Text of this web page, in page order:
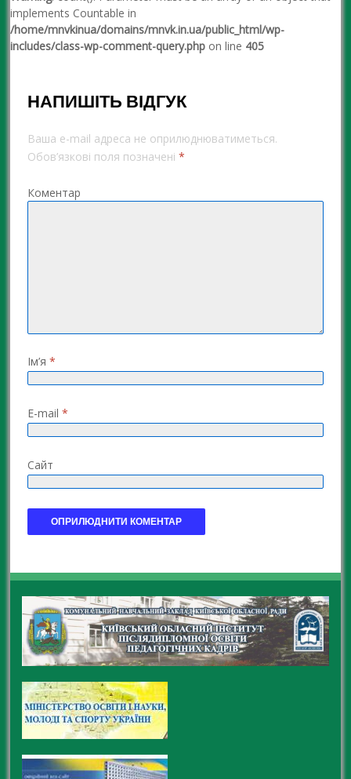
implements Countable in
/home/mnvkinua/domains/mnvk.in.ua/public_html/wp-
includes/class-wp-comment-query.php on line 405
НАПИШІТЬ ВІДГУК
Ваша e-mail адреса не оприлюднюватиметься.
Обов’язкові поля позначені *
Коментар
Ім’я *
E-mail *
Сайт